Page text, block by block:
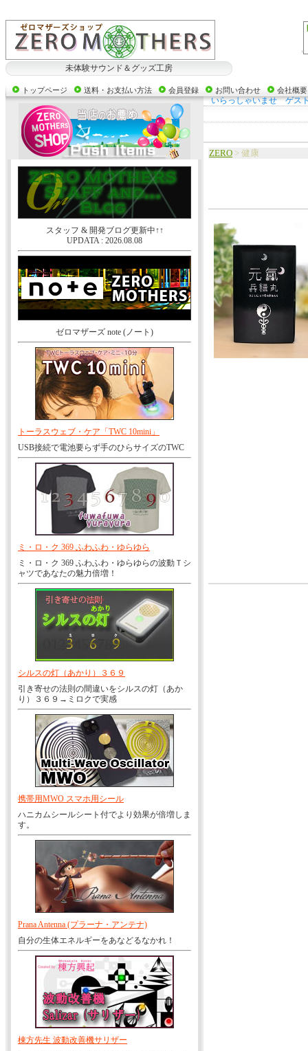
未体験サウンド＆グッズ工房
トップページ 送料・お支払い方法 会員登録 お問い合わせ 会社概要
スタッフ & 開発ブログ更新中↑↑
UPDATA : 2026.08.08
ゼロマザーズ note (ノート)
トーラスウェブ・ケア「TWC 10mini」
USB接続で電池要らず手のひらサイズのTWC
ミ・ロ・ク 369 ふわふわ・ゆらゆら
ミ・ロ・ク 369 ふわふわ・ゆらゆらの波動Ｔシ
ャツであなたの魅力倍増！
シルスの灯（あかり）３６９
引き寄せの法則の間違いをシルスの灯（あか
り）３６９→ミロクで実感
携帯用MWO スマホ用シール
ハニカムシールシート付でより効果が倍増しま
す。
Prana Antenna (プラーナ・アンテナ)
自分の生体エネルギーをあなどるなかれ！
棟方先生 波動改善機サリザー
いらっしゃいませ ゲス
ZERO > 健康